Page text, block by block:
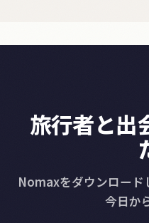
旅行者と出
Nomaxをダウンロード
今日か